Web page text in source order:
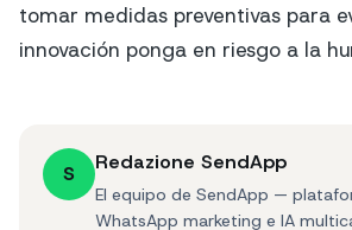
tomar medidas preventivas para
innovación ponga en riesgo a la
S Redazione SendApp
El equipo de SendApp —
WhatsApp marketing e IA